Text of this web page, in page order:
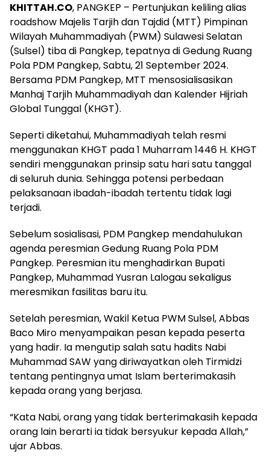
KHITTAH.CO, PANGKEP – Pertunjukan keliling alias
roadshow Majelis Tarjih dan Tajdid (MTT) Pimpinan
Wilayah Muhammadiyah (PWM) Sulawesi Selatan
(Sulsel) tiba di Pangkep, tepatnya di Gedung Ruang
Pola PDM Pangkep, Sabtu, 21 September 2024.
Bersama PDM Pangkep, MTT mensosialisasikan
Manhaj Tarjih Muhammadiyah dan Kalender Hijriah
Global Tunggal (KHGT).
Seperti diketahui, Muhammadiyah telah resmi
menggunakan KHGT pada 1 Muharram 1446 H. KHGT
sendiri menggunakan prinsip satu hari satu tanggal
di seluruh dunia. Sehingga potensi perbedaan
pelaksanaan ibadah-ibadah tertentu tidak lagi
terjadi.
Sebelum sosialisasi, PDM Pangkep mendahulukan
agenda peresmian Gedung Ruang Pola PDM
Pangkep. Peresmian itu menghadirkan Bupati
Pangkep, Muhammad Yusran Lalogau sekaligus
meresmikan fasilitas baru itu.
Setelah peresmian, Wakil Ketua PWM Sulsel, Abbas
Baco Miro menyampaikan pesan kepada peserta
yang hadir. Ia mengutip salah satu hadits Nabi
Muhammad SAW yang diriwayatkan oleh Tirmidzi
tentang pentingnya umat Islam berterimakasih
kepada orang yang berjasa.
“Kata Nabi, orang yang tidak berterimakasih kepada
orang lain berarti ia tidak bersyukur kepada Allah,”
ujar Abbas.